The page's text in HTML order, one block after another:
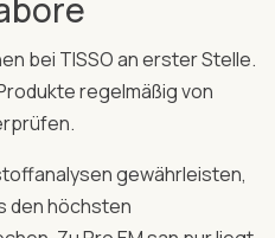
bei TISSO an erster Stelle.
regelmäßig von
gewährleisten,
den höchsten